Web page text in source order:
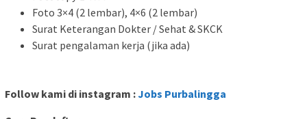
Foto 3×4 (2 lembar), 4×6 (2 lembar)
Surat Keterangan Dokter / Sehat & SKCK
Surat pengalaman kerja (jika ada)
Follow kami di instagram :Jobs Purbalingga